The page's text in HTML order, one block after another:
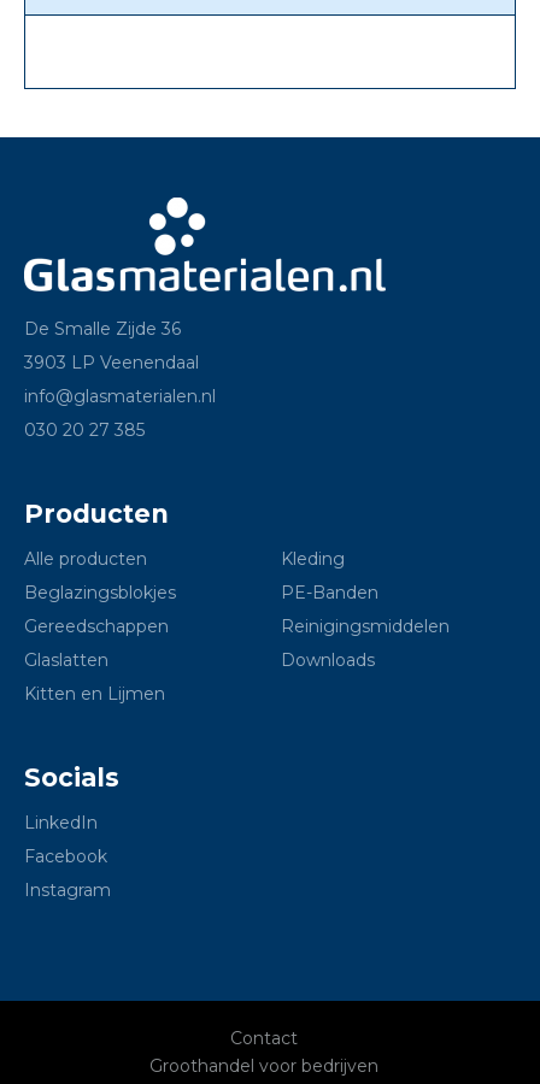
De Smalle Zijde 36
3903 LP Veenendaal
info@glasmaterialen.nl
030 20 27 385
Producten
Alle producten
Beglazingsblokjes
Gereedschappen
Glaslatten
Kitten en Lijmen
Kleding
PE-Banden
Reinigingsmiddelen
Downloads
Socials
LinkedIn
Facebook
Instagram
Contact
Groothandel voor bedrijven